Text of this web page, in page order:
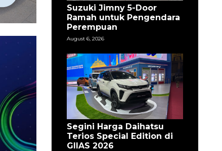
Suzuki Jimny 5-Door
Ramah untuk Pengendara
Perempuan
August 6, 2026
Segini Harga Daihatsu
Terios Special Edition di
GIIAS 2026